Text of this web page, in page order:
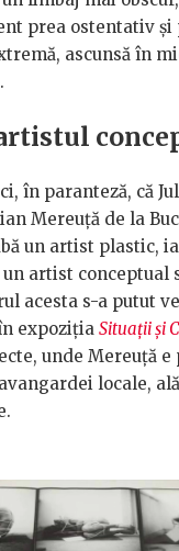
prea ostentativ și
ascunsă în
în paranteză, că
Mereuță de la
un artist plastic,
artist conceptual
acesta s-a putut
expoziția Situații și
unde Mereuță
locale,